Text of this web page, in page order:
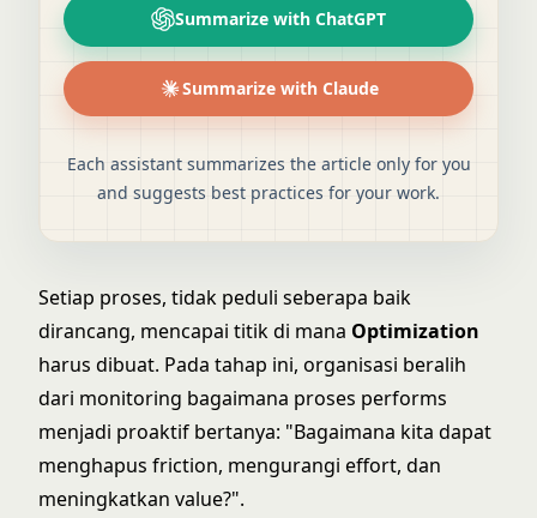
Summarize with ChatGPT
Summarize with Claude
Each assistant summarizes the article only for you
and suggests best practices for your work.
Setiap proses, tidak peduli seberapa baik
dirancang, mencapai titik di mana Optimization
harus dibuat. Pada tahap ini, organisasi beralih
dari monitoring bagaimana proses performs
menjadi proaktif bertanya: "Bagaimana kita dapat
menghapus friction, mengurangi effort, dan
meningkatkan value?".